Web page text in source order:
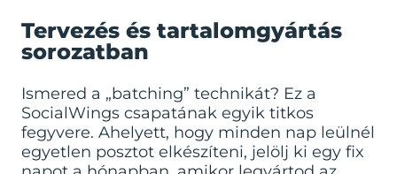
Tervezés és tartalomgyártás
sorozatban
Ismered a „batching” technikát? Ez a
SocialWings csapatának egyik titkos
fegyvere. Ahelyett, hogy minden nap leülnél
egyetlen posztot elkészíteni, jelölj ki egy fix